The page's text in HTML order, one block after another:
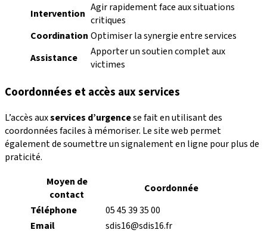
Intervention Agir rapidement face aux situations
critiques
Coordination Optimiser la synergie entre services
Assistance
Apporter un soutien complet aux
victimes
Coordonnées et accès aux services
L’accès auxservices d’urgencese fait en utilisant des
coordonnées faciles à mémoriser. Le site web permet
également de soumettre un signalement en ligne pour plus de
praticité.
Moyen de
contact
Coordonnée
Téléphone
05 45 39 35 00
Email
sdis16@sdis16.fr